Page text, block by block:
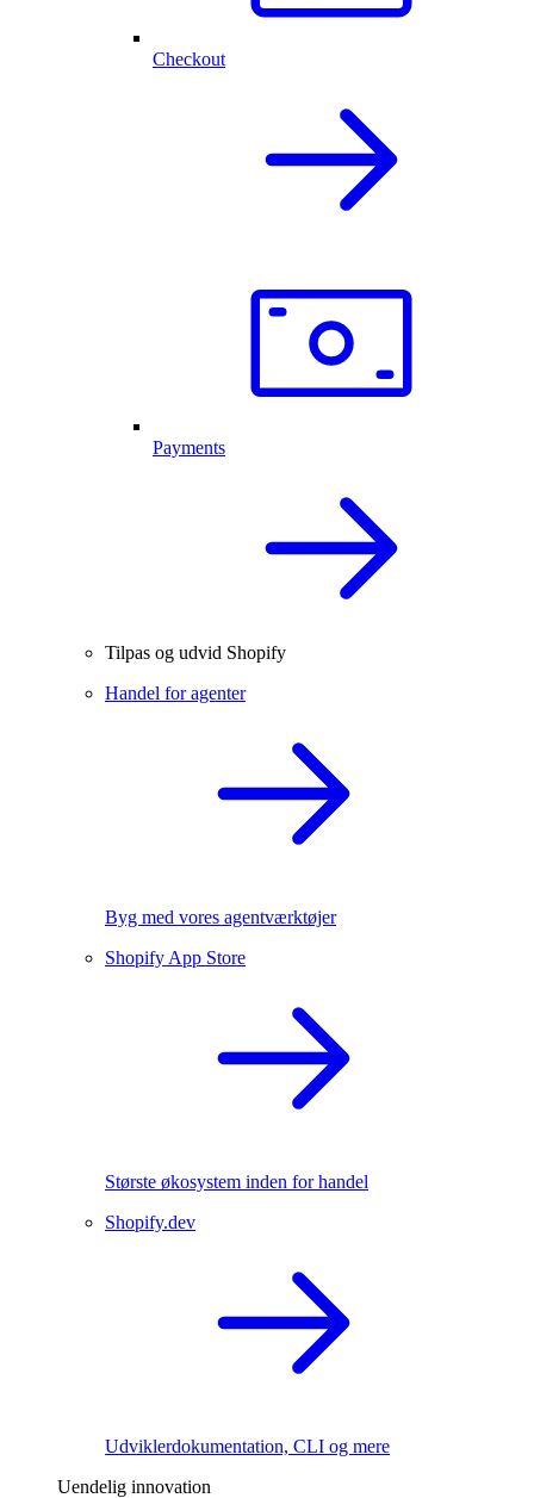
Checkout
Payments
Tilpas og udvid Shopify
Handel for agenter
Byg med vores agentværktøjer
Shopify App Store
Største økosystem inden for handel
Shopify.dev
Udviklerdokumentation, CLI og mere
Uendelig innovation